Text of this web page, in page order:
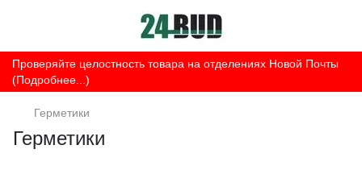
Проверяйте целостность товара на отделениях Новой Почты
(Подробнее...)
Герметики
Герметики